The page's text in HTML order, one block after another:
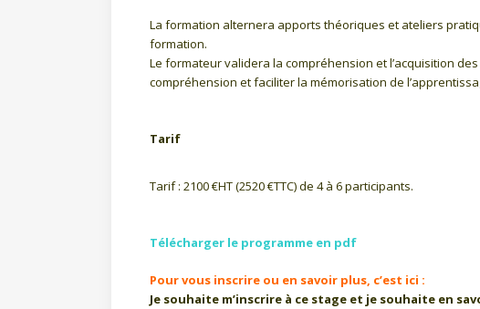
La formation alternera apports théoriques et ateliers
formation.
Le formateur validera la compréhension et l’acquisition
compréhension et faciliter la mémorisation de
Tarif
Tarif : 2100 €HT (2520 €TTC) de 4 à 6 participants.
Télécharger le programme en pdf
Pour vous inscrire ou en savoir plus, c’est ici :
Je souhaite m’inscrire à ce stage et je souhaite en